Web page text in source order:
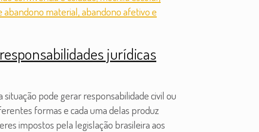
jurídicas
pode gerar responsabilidade civil ou
formas e cada uma delas produz
impostos pela legislação brasileira aos